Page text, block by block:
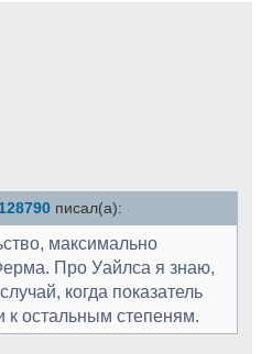
писал(а):
максимально
Про Уайлса я знаю,
когда показатель
к остальным степеням.